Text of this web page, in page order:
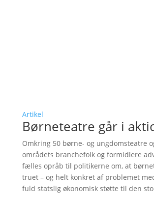
Artikel
Børneteatre går i
Omkring 50 børne- og ungdomsteatre
områdets branchefolk og formidlere
fælles opråb til politikerne om, at
truet – og helt konkret af problemet
fuld statslig økonomisk støtte til den